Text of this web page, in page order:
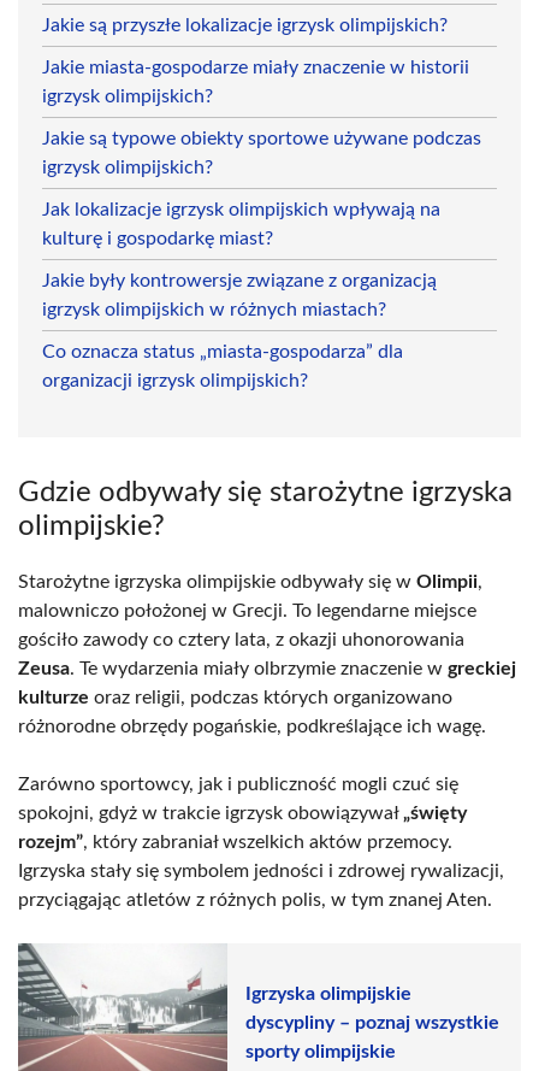
Jakie są przyszłe lokalizacje igrzysk olimpijskich?
Jakie miasta-gospodarze miały znaczenie w historii
igrzysk olimpijskich?
Jakie są typowe obiekty sportowe używane podczas
igrzysk olimpijskich?
Jak lokalizacje igrzysk olimpijskich wpływają na
kulturę i gospodarkę miast?
Jakie były kontrowersje związane z organizacją
igrzysk olimpijskich w różnych miastach?
Co oznacza status „miasta-gospodarza” dla
organizacji igrzysk olimpijskich?
Gdzie odbywały się starożytne igrzyska
olimpijskie?
Starożytne igrzyska olimpijskie odbywały się w Olimpii,
malowniczo położonej w Grecji. To legendarne miejsce
gościło zawody co cztery lata, z okazji uhonorowania
Zeusa. Te wydarzenia miały olbrzymie znaczenie w greckiej
kulturze oraz religii, podczas których organizowano
różnorodne obrzędy pogańskie, podkreślające ich wagę.
Zarówno sportowcy, jak i publiczność mogli czuć się
spokojni, gdyż w trakcie igrzysk obowiązywał„święty
rozejm”, który zabraniał wszelkich aktów przemocy.
Igrzyska stały się symbolem jedności i zdrowej rywalizacji,
przyciągając atletów z różnych polis, w tym znanej Aten.
Igrzyska olimpijskie
dyscypliny – poznaj wszystkie
sporty olimpijskie